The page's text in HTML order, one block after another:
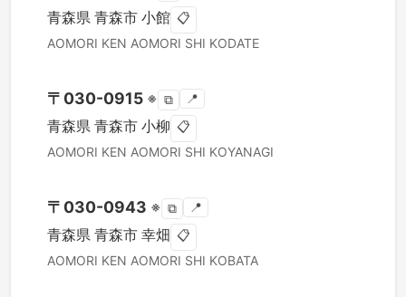
青森県 青森市 小館 📋
AOMORI KEN AOMORI SHI KODATE
〒 030-0915 ※ ⧉ 📍
青森県 青森市 小柳 📋
AOMORI KEN AOMORI SHI KOYANAGI
〒 030-0943 ※ ⧉ 📍
青森県 青森市 幸畑 📋
AOMORI KEN AOMORI SHI KOBATA